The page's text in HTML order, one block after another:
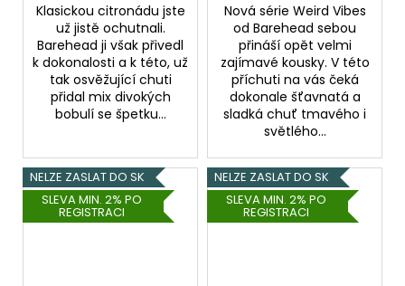
Klasickou citronádu jste
už jistě ochutnali.
Barehead ji však přivedl
k dokonalosti a k této, už
tak osvěžující chuti
přidal mix divokých
bobulí se špetku...
Nová série Weird Vibes
od Barehead sebou
přináší opět velmi
zajímavé kousky. V této
příchuti na vás čeká
dokonale šťavnatá a
sladká chuť tmavého i
světlého...
NELZE ZASLAT DO SK
SLEVA MIN. 2% PO
REGISTRACI
NELZE ZASLAT DO SK
SLEVA MIN. 2% PO
REGISTRACI